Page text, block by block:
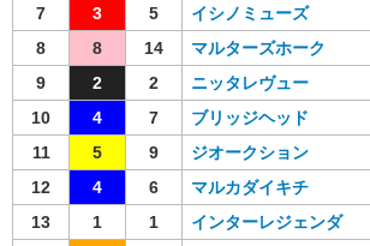
7
3 5 イシノミューズ
8
8 14 マルターズホーク
9
2 2 ニッタレヴュー
10
4 7 ブリッジヘッド
11
5 9 ジオークション
12
4 6 マルカダイキチ
13
1 1 インターレジェンダ